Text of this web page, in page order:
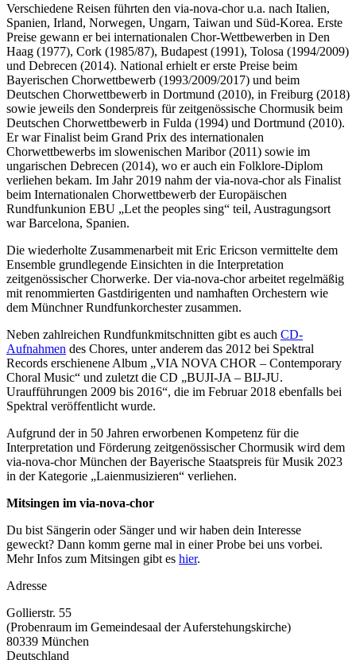
Verschiedene Reisen führten den via-nova-chor u.a. nach Italien,
Spanien, Irland, Norwegen, Ungarn, Taiwan und Süd-Korea. Erste
Preise gewann er bei internationalen Chor-Wettbewerben in Den
Haag (1977), Cork (1985/87), Budapest (1991), Tolosa (1994/2009)
und Debrecen (2014). National erhielt er erste Preise beim
Bayerischen Chorwettbewerb (1993/2009/2017) und beim
Deutschen Chorwettbewerb in Dortmund (2010), in Freiburg (2018)
sowie jeweils den Sonderpreis für zeitgenössische Chormusik beim
Deutschen Chorwettbewerb in Fulda (1994) und Dortmund (2010).
Er war Finalist beim Grand Prix des internationalen
Chorwettbewerbs im slowenischen Maribor (2011) sowie im
ungarischen Debrecen (2014), wo er auch ein Folklore-Diplom
verliehen bekam. Im Jahr 2019 nahm der via-nova-chor als Finalist
beim Internationalen Chorwettbewerb der Europäischen
Rundfunkunion EBU „Let the peoples sing“ teil, Austragungsort
war Barcelona, Spanien.
Die wiederholte Zusammenarbeit mit Eric Ericson vermittelte dem
Ensemble grundlegende Einsichten in die Interpretation
zeitgenössischer Chorwerke. Der via-nova-chor arbeitet regelmäßig
mit renommierten Gastdirigenten und namhaften Orchestern wie
dem Münchner Rundfunkorchester zusammen.
Neben zahlreichen Rundfunkmitschnitten gibt es auch CD-
Aufnahmen des Chores, unter anderem das 2012 bei Spektral
Records erschienene Album „VIA NOVA CHOR – Contemporary
Choral Music“ und zuletzt die CD „BUJI-JA – BIJ-JU.
Uraufführungen 2009 bis 2016“, die im Februar 2018 ebenfalls bei
Spektral veröffentlicht wurde.
Aufgrund der in 50 Jahren erworbenen Kompetenz für die
Interpretation und Förderung zeitgenössischer Chormusik wird dem
via-nova-chor München der Bayerische Staatspreis für Musik 2023
in der Kategorie „Laienmusizieren“ verliehen.
Mitsingen im via-nova-chor
Du bist Sängerin oder Sänger und wir haben dein Interesse
geweckt? Dann komm gerne mal in einer Probe bei uns vorbei.
Mehr Infos zum Mitsingen gibt es hier.
Adresse
Gollierstr. 55
(Probenraum im Gemeindesaal der Auferstehungskirche)
80339 München
Deutschland